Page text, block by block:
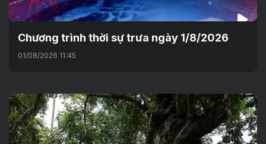
Chương trình thời sự trưa ngày 1/8/2026
01/08/2026 11:45